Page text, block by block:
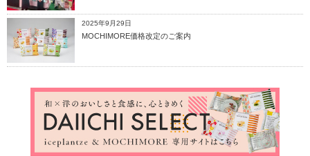
2025年9月29日
MOCHIMORE価格改定のご案内